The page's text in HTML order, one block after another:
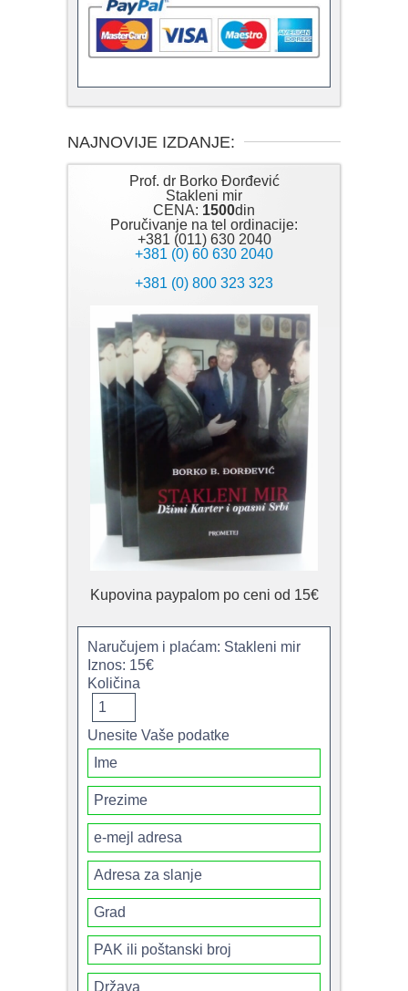
NAJNOVIJE IZDANJE:
Prof. dr Borko Đorđević
Stakleni mir
CENA: 1500din
Poručivanje na tel ordinacije:
+381 (011) 630 2040
+381 (0) 60 630 2040
+381 (0) 800 323 323
Kupovina paypalom po ceni od 15€
Naručujem i plaćam: Stakleni mir
Iznos: 15€
Količina
Unesite Vaše podatke